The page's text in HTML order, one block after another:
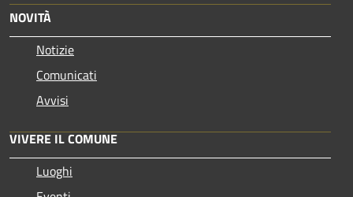
NOVITÀ
Notizie
Comunicati
Avvisi
VIVERE IL COMUNE
Luoghi